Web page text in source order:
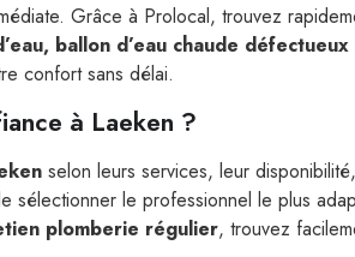
Grâce à Prolocal, trouvez
ballon d’eau chaude
confort sans délai.
à Laeken ?
selon leurs services, leur
sélectionner le professionnel le plus
plomberie régulier, trouvez